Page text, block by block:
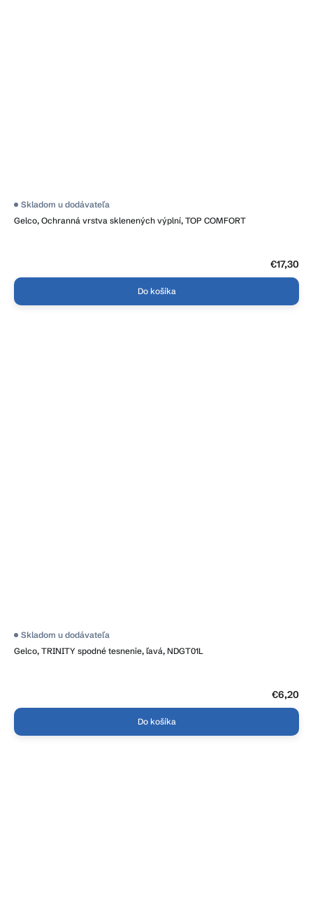
Gelco, Ochranná vrstva sklenených výplní, TOP COMFORT
Skladom u dodávateľa
€17,30
Do košíka
Gelco, TRINITY spodné tesnenie, ľavá, NDGT01L
Skladom u dodávateľa
€6,20
Do košíka